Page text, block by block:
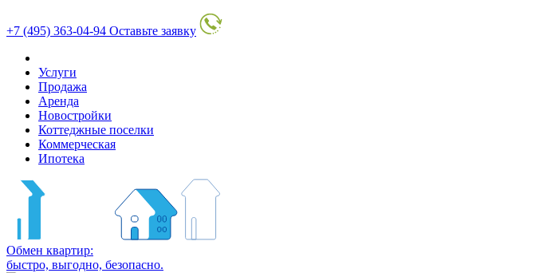
+7 (495) 363-04-94 Оставьте заявку
Услуги
Продажа
Аренда
Новостройки
Коттеджные поселки
Коммерческая
Ипотека
Обмен квартир:
быстро, выгодно, безопасно.